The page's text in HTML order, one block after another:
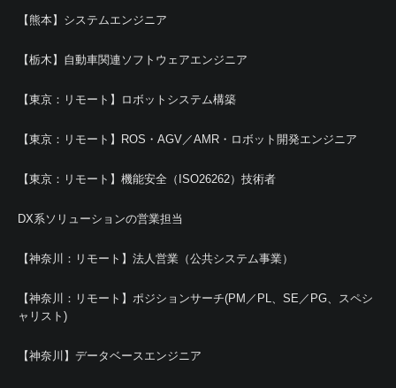
【熊本】システムエンジニア
【栃木】自動車関連ソフトウェアエンジニア
【東京：リモート】ロボットシステム構築
【東京：リモート】ROS・AGV／AMR・ロボット開発エンジニア
【東京：リモート】機能安全（ISO26262）技術者
DX系ソリューションの営業担当
【神奈川：リモート】法人営業（公共システム事業）
【神奈川：リモート】ポジションサーチ(PM／PL、SE／PG、スペシ
ャリスト)
【神奈川】データベースエンジニア